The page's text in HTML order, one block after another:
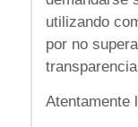
utilizando
por no
Atentamente